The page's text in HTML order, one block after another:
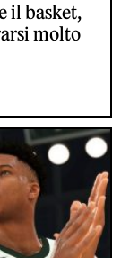
il basket,
molto